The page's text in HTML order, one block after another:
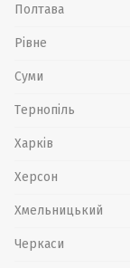
Полтава
Рівне
Суми
Тернопіль
Харків
Херсон
Хмельницький
Черкаси